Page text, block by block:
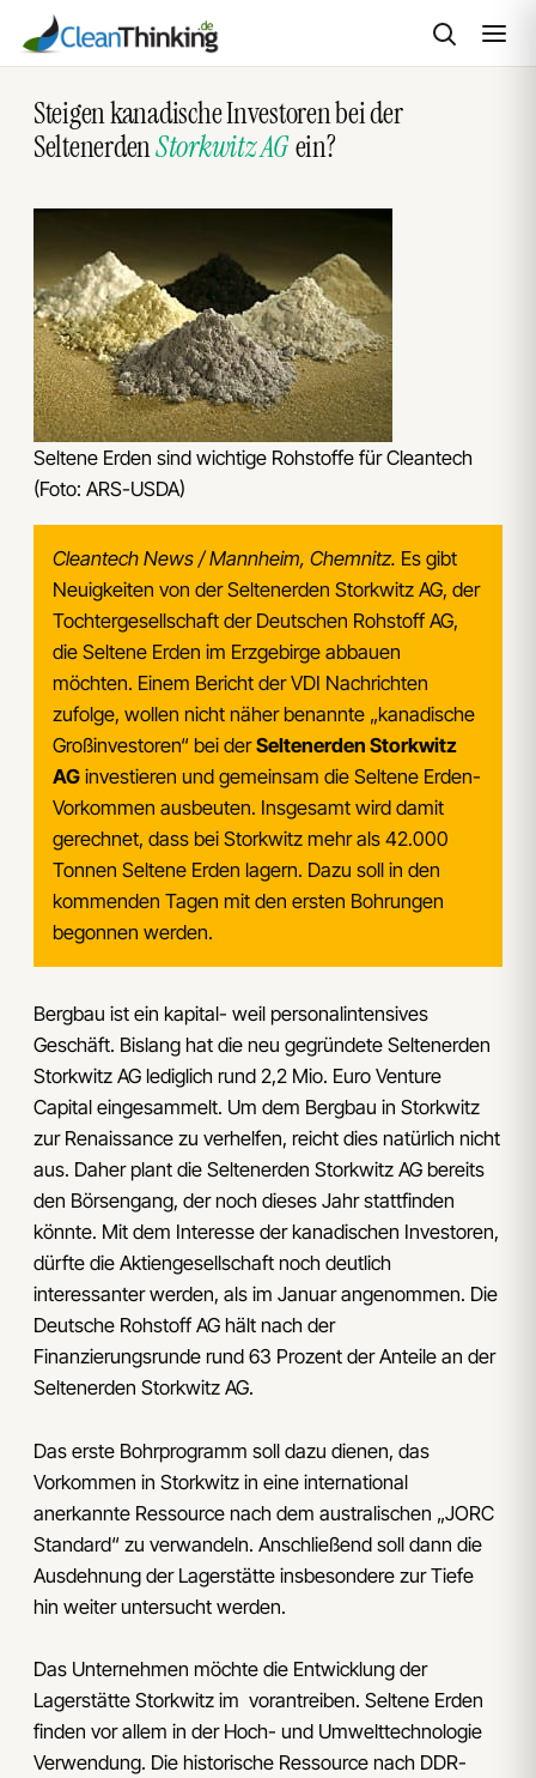
Inhalt
springen
Steigen kanadische Investoren bei der
SeltenerdenStorkwitz AGein?
Seltene Erden sind wichtige Rohstoffe für Cleantech
(Foto: ARS-USDA)
Cleantech News / Mannheim, Chemnitz. Es gibt
Neuigkeiten von der Seltenerden Storkwitz AG, der
Tochtergesellschaft der Deutschen Rohstoff AG,
die Seltene Erden im Erzgebirge abbauen
möchten. Einem Bericht der VDI Nachrichten
zufolge, wollen nicht näher benannte „kanadische
Großinvestoren“ bei derSeltenerden Storkwitz
AGinvestieren und gemeinsam die Seltene Erden-
Vorkommen ausbeuten. Insgesamt wird damit
gerechnet, dass bei Storkwitz mehr als 42.000
Tonnen Seltene Erden lagern. Dazu soll in den
kommenden Tagen mit den ersten Bohrungen
begonnen werden.
Bergbau ist ein kapital- weil personalintensives
Geschäft. Bislang hat die neu gegründete Seltenerden
Storkwitz AG lediglich rund 2,2 Mio. Euro Venture
Capital eingesammelt. Um dem Bergbau in Storkwitz
zur Renaissance zu verhelfen, reicht dies natürlich nicht
aus. Daher plant die Seltenerden Storkwitz AG bereits
den Börsengang, der noch dieses Jahr stattfinden
könnte. Mit dem Interesse der kanadischen Investoren,
dürfte die Aktiengesellschaft noch deutlich
interessanter werden, als im Januar angenommen. Die
Deutsche Rohstoff AG hält nach der
Finanzierungsrunde rund 63 Prozent der Anteile an der
Seltenerden Storkwitz AG.
Das erste Bohrprogramm soll dazu dienen, das
Vorkommen in Storkwitz in eine international
anerkannte Ressource nach dem australischen „JORC
Standard“ zu verwandeln. Anschließend soll dann die
Ausdehnung der Lagerstätte insbesondere zur Tiefe
hin weiter untersucht werden.
Das Unternehmen möchte die Entwicklung der
Lagerstätte Storkwitz im vorantreiben. Seltene Erden
finden vor allem in der Hoch- und Umwelttechnologie
Verwendung. Die historische Ressource nach DDR-